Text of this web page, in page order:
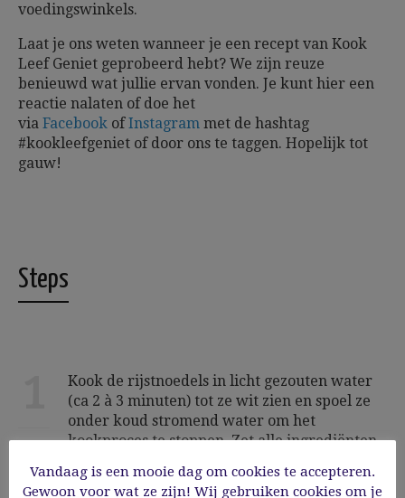
voedingswinkels.
Laat je ons weten wanneer je een recept van Kook
Leef Geniet geprobeerd hebt? We zijn reuze
benieuwd wat jullie ervan vonden. Je kunt hier een
reactie nalaten of doe het
via Facebook ofInstagram met de hashtag
#kookleefgeniet of door ons te taggen. Hopelijk tot
gauw!
Steps
Kook de rijstnoedels in licht gezouten water
(ca 2 à 3 minuten) tot ze wit zien en spoel ze
onder koud stromend water om het
kookproces te stoppen. Zet alle ingrediënten
Vandaag is een mooie dag om cookies te accepteren.
Gewoon voor wat ze zijn! Wij gebruiken cookies om je